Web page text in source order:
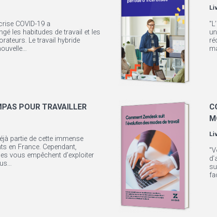
COVID-19 a
les habitudes de travail et les
Le travail hybride
POUR TRAVAILLER
partie de cette immense
en France. Cependant,
vous empêchent d’exploiter